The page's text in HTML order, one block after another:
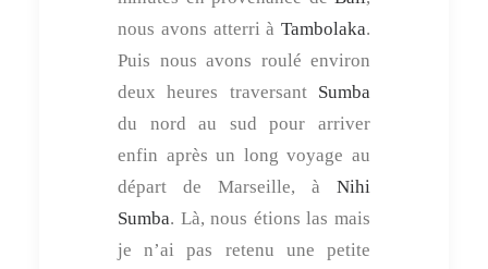
nous avons atterri à Tambolaka.
Puis nous avons roulé environ
deux heures traversant Sumba
du nord au sud pour arriver
enfin après un long voyage au
départ de Marseille, à Nihi
Sumba. Là, nous étions las mais
je n’ai pas retenu une petite